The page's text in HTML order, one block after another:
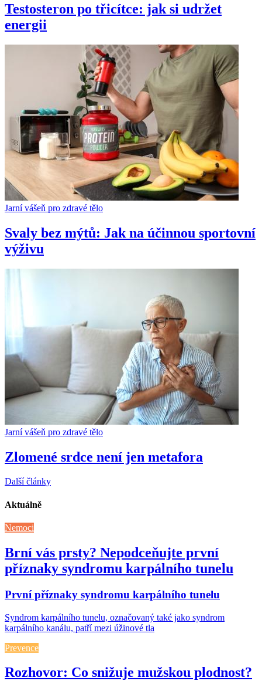
Testosteron po třicítce: jak si udržet
energii
Jarní vášeň pro zdravé tělo
Svaly bez mýtů: Jak na účinnou sportovní
výživu
Jarní vášeň pro zdravé tělo
Zlomené srdce není jen metafora
Další články
Aktuálně
Nemoci
Brní vás prsty? Nepodceňujte první
příznaky syndromu karpálního tunelu
První příznaky syndromu karpálního tunelu
Syndrom karpálního tunelu, označovaný také jako syndrom
karpálního kanálu, patří mezi úžinové tla
Prevence
Rozhovor: Co snižuje mužskou plodnost?